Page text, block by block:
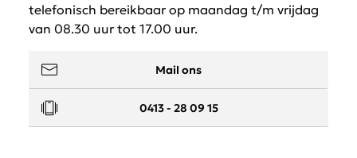
telefonisch bereikbaar op maandag t/m vrijdag
van 08.30 uur tot 17.00 uur.
Mail ons
0413 - 28 09 15